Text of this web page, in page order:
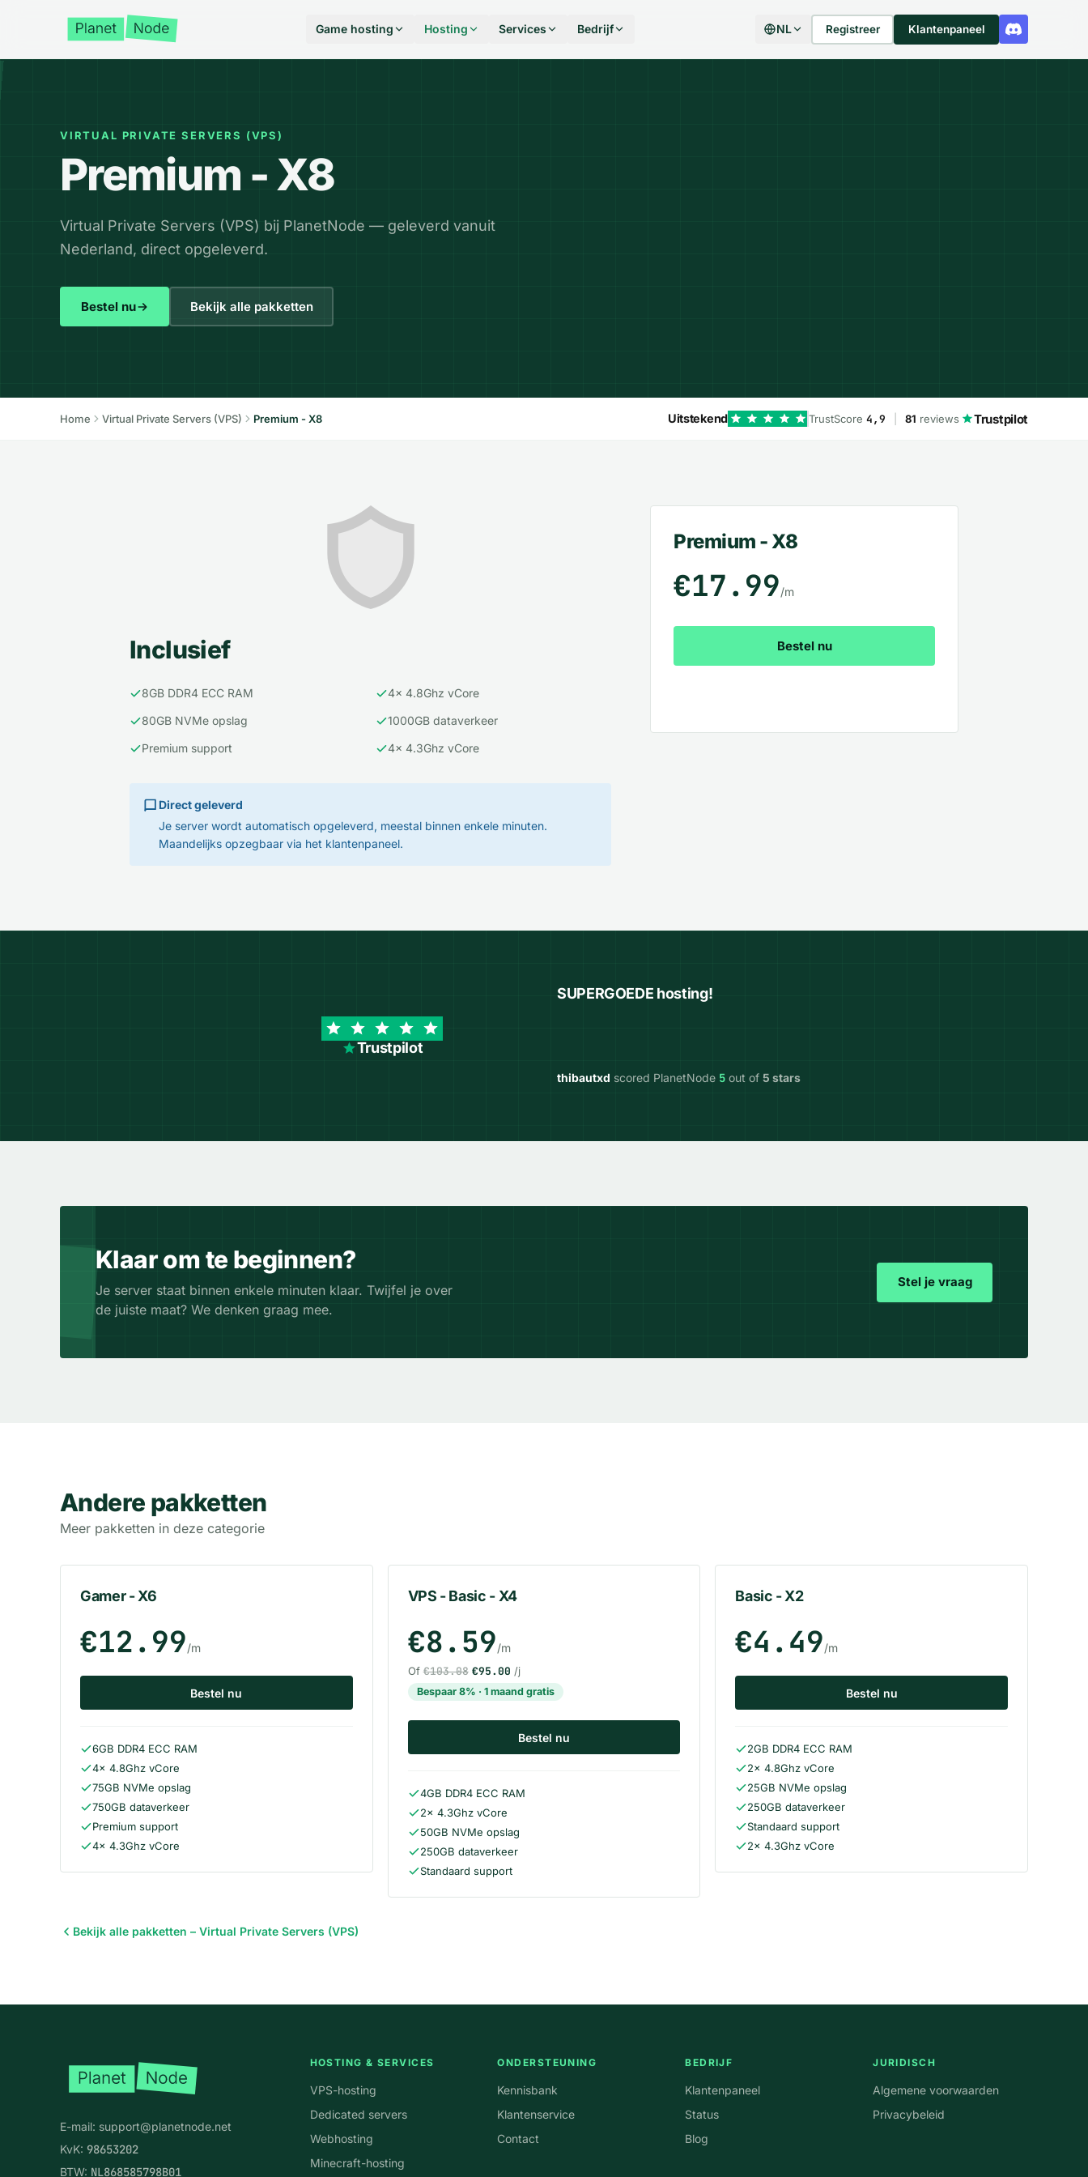
Game hosting Hosting Services Bedrijf NL Registreer Klantenpaneel
VIRTUAL PRIVATE SERVERS (VPS)
Premium - X8
Virtual Private Servers (VPS) bij PlanetNode — geleverd vanuit
Nederland, direct opgeleverd.
Bestel nu Bekijk alle pakketten
Home Virtual Private Servers (VPS) Premium - X8 Uitstekend TrustScore 4,9 81 reviews Trustpilot
Inclusief
8GB DDR4 ECC RAM
4x 4.8Ghz vCore
80GB NVMe opslag
1000GB dataverkeer
Premium support
4x 4.3Ghz vCore
Direct geleverd
Je server wordt automatisch opgeleverd, meestal binnen enkele minuten.
Maandelijks opzegbaar via het klantenpaneel.
Premium - X8
€17.99/m
Bestel nu
Trustpilot
SUPERGOEDE hosting!
thibautxd scored PlanetNode 5 out of 5 stars
Klaar om te beginnen?
Je server staat binnen enkele minuten klaar. Twijfel je over
de juiste maat? We denken graag mee.
Stel je vraag
Andere pakketten
Meer pakketten in deze categorie
Gamer - X6
€12.99/m
Bestel nu
6GB DDR4 ECC RAM
4x 4.8Ghz vCore
75GB NVMe opslag
750GB dataverkeer
Premium support
4x 4.3Ghz vCore
VPS - Basic - X4
€8.59/m
Of€103.08 €95.00 /j
Bespaar 8% · 1 maand gratis
Bestel nu
4GB DDR4 ECC RAM
2x 4.3Ghz vCore
50GB NVMe opslag
250GB dataverkeer
Standaard support
Basic - X2
€4.49/m
Bestel nu
2GB DDR4 ECC RAM
2x 4.8Ghz vCore
25GB NVMe opslag
250GB dataverkeer
Standaard support
2x 4.3Ghz vCore
Bekijk alle pakketten – Virtual Private Servers (VPS)
E-mail: support@planetnode.net
KvK: 98653202
BTW: NL868585798B01
HOSTING & SERVICES
VPS-hosting
Dedicated servers
Webhosting
Minecraft-hosting
ONDERSTEUNING
Kennisbank
Klantenservice
Contact
BEDRIJF
Klantenpaneel
Status
Blog
JURIDISCH
Algemene voorwaarden
Privacybeleid